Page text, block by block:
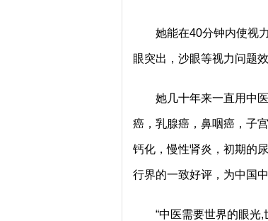
她能在40分钟内使视
眼突出，沙眼等视力问题效
她几十年来一直用中
癌，乳腺癌，鼻咽癌，子
钙化，慢性肾炎，初期的
行界的一致好评，为中国
“中医需要世界的眼光